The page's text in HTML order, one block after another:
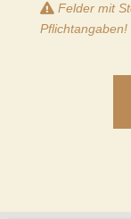
Felder mit
Pflichtangaben!